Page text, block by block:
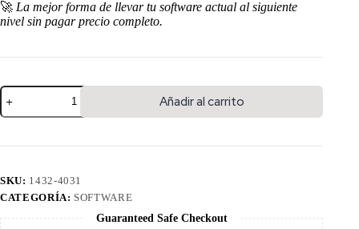
🚀 La mejor forma de llevar tu software actual al siguiente
nivel sin pagar precio completo.
Añadir al carrito
SKU: 1432-4031
CATEGORÍA: SOFTWARE
Guaranteed Safe Checkout